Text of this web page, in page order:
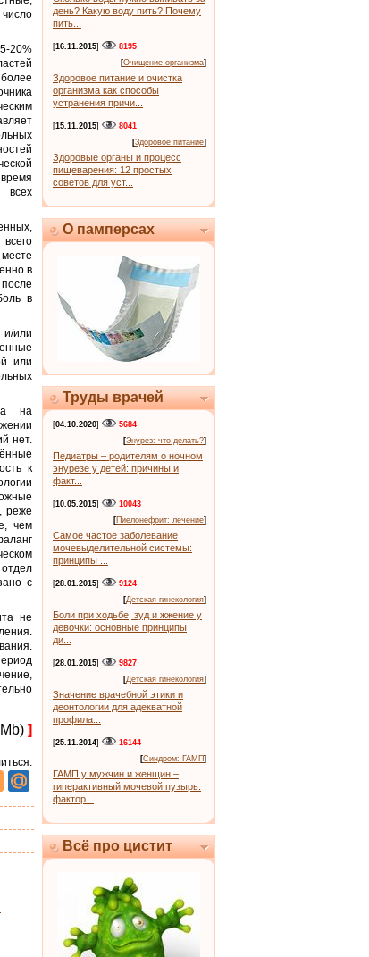
20%
всех
в
в
или
или
на
нет.
к
реже
чем
с
не
]
день? Какую воду пить? Почему
пить...
[16.11.2015]
8195
[Очищение организма]
Здоровое питание и очистка
организма как способы
устранения причи...
[15.11.2015]
8041
[Здоровое питание]
Здоровые органы и процесс
пищеварения: 12 простых
советов для уст...
О памперсах
Труды врачей
[04.10.2020]
5684
[Энурез: что делать?]
Педиатры – родителям о ночном
энурезе у детей: причины и
факт...
[10.05.2015]
10043
[Пиелонефрит: лечение]
Самое частое заболевание
мочевыделительной системы:
принципы ...
[28.01.2015]
9124
[Детская гинекология]
Боли при ходьбе, зуд и жжение у
девочки: основные принципы
ди...
[28.01.2015]
9827
[Детская гинекология]
Значение врачебной этики и
деонтологии для адекватной
профила...
[25.11.2014]
16144
[Синдром: ГАМП]
ГАМП у мужчин и женщин –
гиперактивный мочевой пузырь:
фактор...
Всё про цистит